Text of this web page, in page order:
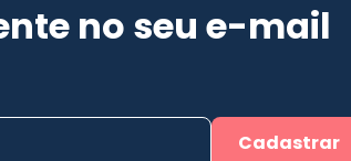
no seu e-mail
Cadastrar